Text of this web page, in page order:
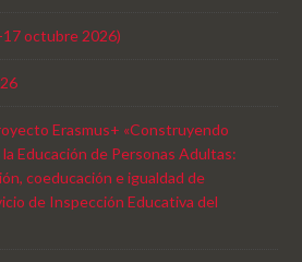
octubre 2026)
Erasmus+ «Construyendo
Educación de Personas Adultas:
coeducación e igualdad de
de Inspección Educativa del